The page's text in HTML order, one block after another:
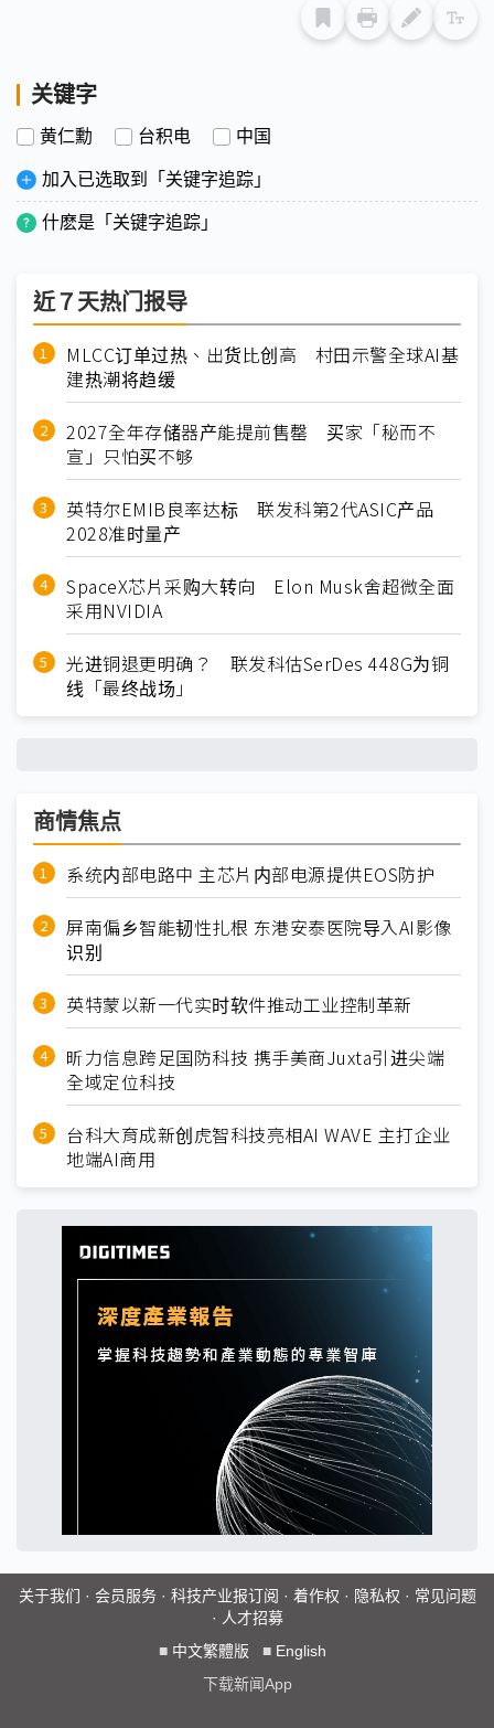
关键字
黄仁勳 台积电 中国
加入已选取到「关键字追踪」
什麽是「关键字追踪」
近７天热门报导
MLCC订单过热、出货比创高 村田示警全球AI基
建热潮将趋缓
2027全年存储器产能提前售罄 买家「秘而不
宣」只怕买不够
英特尔EMIB良率达标 联发科第2代ASIC产品
2028准时量产
SpaceX芯片采购大转向 Elon Musk舍超微全面
采用NVIDIA
光进铜退更明确？ 联发科估SerDes 448G为铜
线「最终战场」
商情焦点
系统内部电路中 主芯片内部电源提供EOS防护
屏南偏乡智能韧性扎根 东港安泰医院导入AI影像
识别
英特蒙以新一代实时软件推动工业控制革新
昕力信息跨足国防科技 携手美商Juxta引进尖端
全域定位科技
台科大育成新创虎智科技亮相AI WAVE 主打企业
地端AI商用
关于我们 · 会员服务· 科技产业报订阅 · 着作权 · 隐私权 · 常见问题
· 人才招募
■ 中文繁體版 ■ English
下载新闻App